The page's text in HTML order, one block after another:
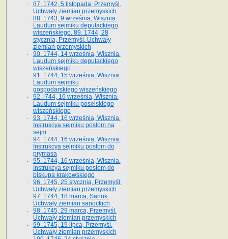
87. 1742, 5 listopada, Przemyśl.
Uchwały ziemian przemyskich
88. 1743, 9 września, Wisznia.
Laudum sejmiku deputackiego
wiszeńskiego. 89. 1744, 28
stycznia, Przemyśl. Uchwały
ziemian przemyskich
90. 1744, 14 września, Wisznia.
Laudum sejmiku deputackiego
wiszeńskiego
91. 1744, 15 września, Wisznia.
Laudum sejmiku
gospodarskiego wiszeńskiego
92. l744, 16 września, Wisznia.
Laudum sejmiku poselskiego
wiszeńskiego
93. 1744, 16 września, Wisznia.
Instrukcya sejmiku posłom na
sejm
94. 1744, 16 września, Wisznia.
Instrukcya sejmiku posłom do
prymasa
95. 1744, 16 września, Wisznia.
Instrukcya sejmiku posłom do
biskupa krakowskiego
96. 1745, 25 stycznia, Przemyśl.
Uchwały ziemian przemyskich
97. 1744, 18 marca, Sanok.
Uchwały ziemian sanockich
98. 1745, 29 marca, Przemyśl.
Uchwały ziemian przemyskich
99. 1745, 19 lipca, Przemyśl.
Uchwały ziemian przemyskich